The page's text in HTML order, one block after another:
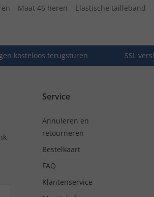
Maat 46 heren Elastische tailleband
kosteloos terugsturen SSL
Service
Annuleren en
retourneren
Bestelkaart
FAQ
Klantenservice